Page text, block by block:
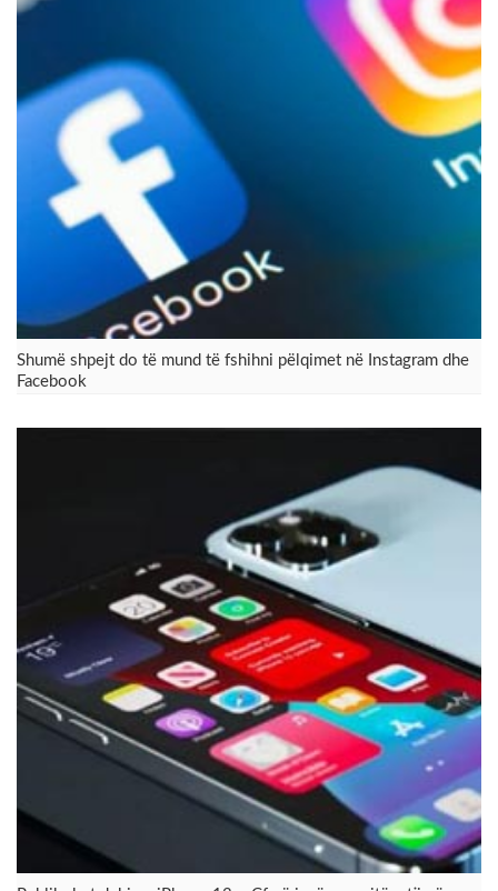
Shumë shpejt do të mund të fshihni pëlqimet në Instagram dhe
Facebook